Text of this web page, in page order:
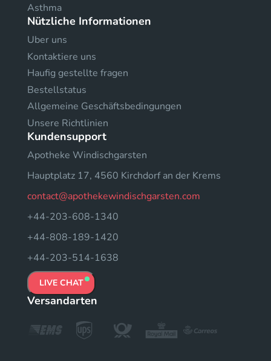
Asthma
Nützliche Informationen
Uber uns
Kontaktiere uns
Haufig gestellte fragen
Bestellstatus
Allgemeine Geschäftsbedingungen
Unsere Richtlinien
Kundensupport
Apotheke Windischgarsten
Hauptplatz 17, 4560 Kirchdorf an der Krems
contact@apothekewindischgarsten.com
+44-203-608-1340
+44-808-189-1420
+44-203-514-1638
LIVE CHAT
Versandarten